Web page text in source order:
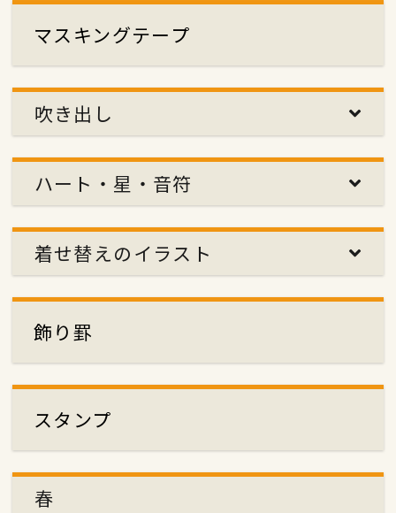
マスキングテープ
吹き出し
ハート・星・音符
着せ替えのイラスト
飾り罫
スタンプ
春